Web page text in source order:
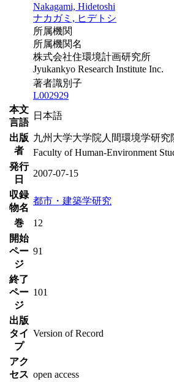
Nakagami, Hidetoshi
ナカガミ, ヒデトシ
所属機関
所属機関名
株式会社住環境計画研究所
Jyukankyo Research Institute Inc.
著者識別子
L002929
本文
言語
日本語
出版
者
九州大学大学院人間環境学研究
Faculty of Human-Environment
発行
日
2007-07-15
収録
物名
都市・建築学研究
巻
12
開始
ペー
ジ
91
終了
ペー
ジ
101
出版
タイ
プ
Version of Record
アク
セス open access